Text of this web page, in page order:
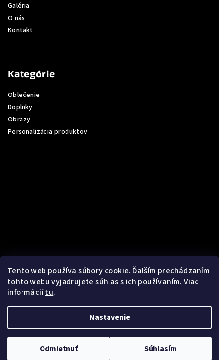
Tento web používa súbory cookie. Ďalším prechádzaním
tohto webu vyjadrujete súhlas s ich používaním. Viac
informáciítu.
Nastavenie
Odmietnuť Súhlasím
Galéria
O nás
Kontakt
Kategórie
Oblečenie
Doplnky
Obrazy
Personalizácia produktov
Kontakt
info @
flirtwithart.com
+421 908 047 799
Flirt with ART